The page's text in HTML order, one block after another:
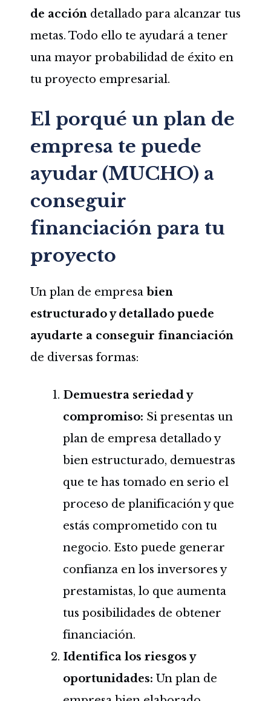
de accióndetallado para alcanzar tus
metas. Todo ello te ayudará a tener
una mayor probabilidad de éxito en
tu proyecto empresarial.
El porqué un plan de
empresa te puede
ayudar (MUCHO) a
conseguir
financiación para tu
proyecto
Un plan de empresa bien
estructurado y detallado puede
ayudarte a conseguir financiación
de diversas formas:
Demuestra seriedad y
compromiso: Si presentas un
plan de empresa detallado y
bien estructurado, demuestras
que te has tomado en serio el
proceso de planificación y que
estás comprometido con tu
negocio. Esto puede generar
confianza en los inversores y
prestamistas, lo que aumenta
tus posibilidades de obtener
financiación.
Identifica los riesgos y
oportunidades: Un plan de